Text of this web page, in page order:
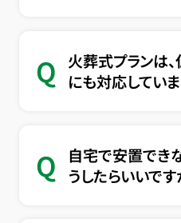
Q
火葬式プランは
にも対応してい
Q
自宅で安置でき
うしたらいいです